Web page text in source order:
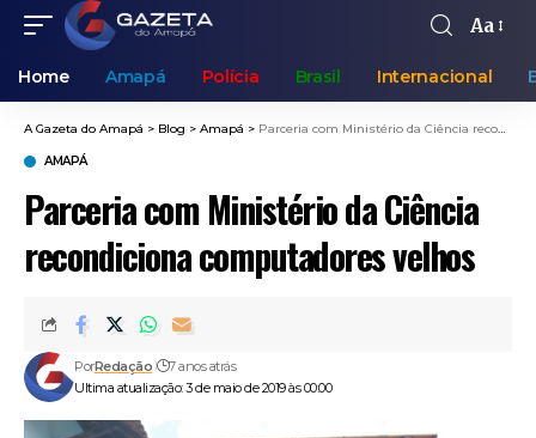
Aa
Home Amapá Polícia Brasil Internacional
A Gazeta do Amapá > Blog > Amapá > Parceria com Ministério da Ciência recondiciona computadores velhos
AMAPÁ
Parceria com Ministério da Ciência
recondiciona computadores velhos
Ultima atualização: 3 de maio de 2019 às 00:00
PorRedação 7 anos atrás